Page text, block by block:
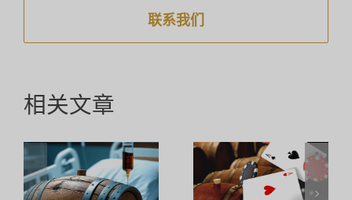
联系我们
相关文章